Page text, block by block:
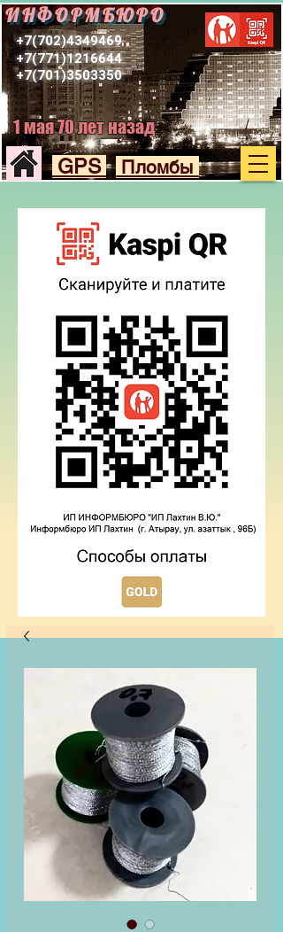
ИНФОРМБЮРО
+7(701)3503350
+7(702)4349469
+7(771)1216644
GPS Пломбы
1 мая 70 лет назад